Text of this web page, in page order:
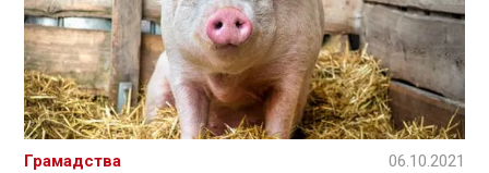
Грамадства 06.10.2021